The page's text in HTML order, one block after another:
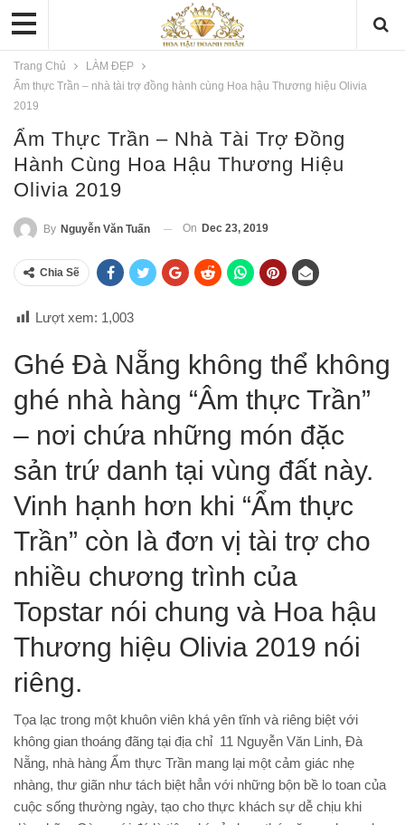
Trang Chủ
LÀM ĐẸP
Ẩm thực Trần – nhà tài trợ đồng hành cùng Hoa hậu Thương hiệu Olivia
2019
Ẩm Thực Trần – Nhà Tài Trợ Đồng
Hành Cùng Hoa Hậu Thương Hiệu
Olivia 2019
By Nguyễn Văn Tuấn On Dec 23, 2019
Chia Sẽ
Lượt xem: 1,003
Ghé Đà Nẵng không thể không
ghé nhà hàng “Âm thực Trần”
– nơi chứa những món đặc
sản trứ danh tại vùng đất này.
Vinh hạnh hơn khi “Ẩm thực
Trần” còn là đơn vị tài trợ cho
nhiều chương trình của
Topstar nói chung và Hoa hậu
Thương hiệu Olivia 2019 nói
riêng.
Tọa lạc trong một khuôn viên khá yên tĩnh và riêng biệt với
không gian thoáng đãng tại địa chỉ 11 Nguyễn Văn Linh, Đà
Nẵng, nhà hàng Ẩm thực Trần mang lại một cảm giác nhẹ
nhàng, thư giãn như tách biệt hẳn với những bộn bề lo toan của
cuộc sống thường ngày, tạo cho thực khách sự dễ chịu khi